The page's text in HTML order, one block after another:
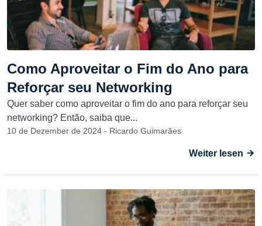
Como Aproveitar o Fim do Ano para
Reforçar seu Networking
Quer saber como aproveitar o fim do ano para reforçar seu
networking? Então, saiba que...
10 de Dezember de 2024 - Ricardo Guimarães
Weiter lesen